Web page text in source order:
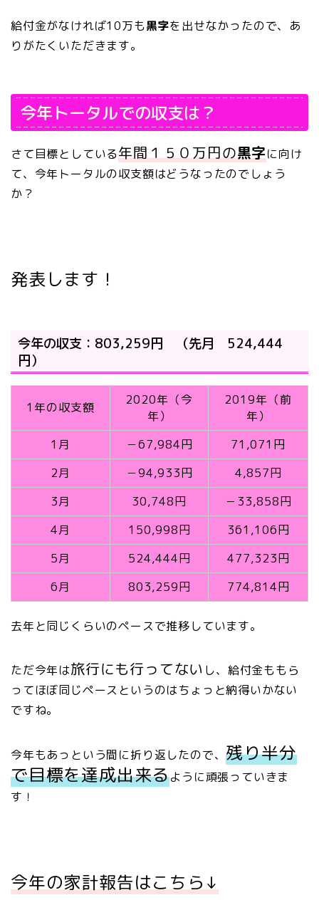
給付金がなければ10万も黒字を出せなかったので、あ
りがたくいただきます。
今年トータルでの収支は？
さて目標としている年間１５０万円の黒字に向け
て、今年トータルの収支額はどうなったのでしょう
か？
発表します！
今年の収支：803,259円 （先月 524,444
円）
1年の収支額
2020年（今
年）
2019年（前
年）
1月
－67,984円
71,071円
2月
－94,933円
4,857円
3月
30,748円
－33,858円
4月
150,998円
361,106円
5月
524,444円
477,323円
6月
803,259円 774,814円
去年と同じくらいのペースで推移しています。
ただ今年は旅行にも行ってない し、給付金ももら
ってほぼ同じペースというのはちょっと納得いかない
ですね。
今年もあっという間に折り返したので、残り半分
で目標を達成出来るように頑張っていきま
す！
今年の家計報告はこちら↓